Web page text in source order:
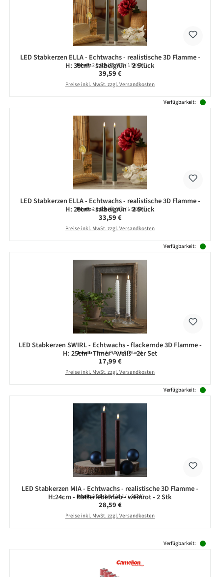
LED Stabkerzen ELLA - Echtwachs - realistische 3D Flamme -
H: 38cm - salbeigrün - 2 Stück
Inhalt:2 Stück(19,80 € / 1 Stück)
Regulärer Preis:
39,59 €
Preise inkl. MwSt. zzgl. Versandkosten
Verfügbarkeit:
LED Stabkerzen ELLA - Echtwachs - realistische 3D Flamme -
H: 28cm - salbeigrün - 2 Stück
Inhalt:2 Stück(16,80 € / 1 Stück)
Regulärer Preis:
33,59 €
Preise inkl. MwSt. zzgl. Versandkosten
Verfügbarkeit:
LED Stabkerzen SWIRL - Echtwachs - flackernde 3D Flamme -
H: 25cm - Timer - weiß - 2er Set
Inhalt:2 Stück(9,00 € / 1 Stück)
Regulärer Preis:
17,99 €
Preise inkl. MwSt. zzgl. Versandkosten
Verfügbarkeit:
LED Stabkerzen MIA - Echtwachs - realistische 3D Flamme -
H:24cm - Batteriebetrieb - weinrot - 2 Stk
Inhalt:2 Stück(14,30 € / 1 Stück)
Regulärer Preis:
28,59 €
Preise inkl. MwSt. zzgl. Versandkosten
Verfügbarkeit: